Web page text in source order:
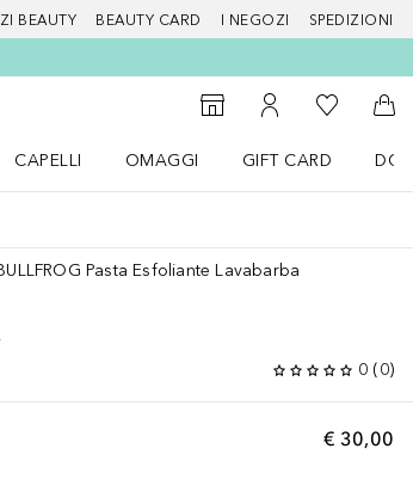
BEAUTY BEAUTY CARD I NEGOZI SPEDIZIONI
StorefinderAl Mio Account
Alla Mia
Al
CAPELLI
OMAGGI
GIFT CARD
Pasta Esfoliante Lavabarba
0 (0)
€ 30,00